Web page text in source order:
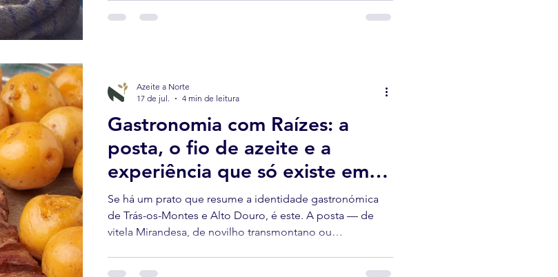
Gastronomia com Raízes: a
posta, o fio de azeite e a
experiência que só existe em
Trás-os-Montes
Se há um prato que resume a identidade gastronómica
de Trás-os-Montes e Alto Douro, é este. A posta — de
vitela Mirandesa, de novilho transmontano ou
Azeite a Norte
17 de jul.
4 min de leitura